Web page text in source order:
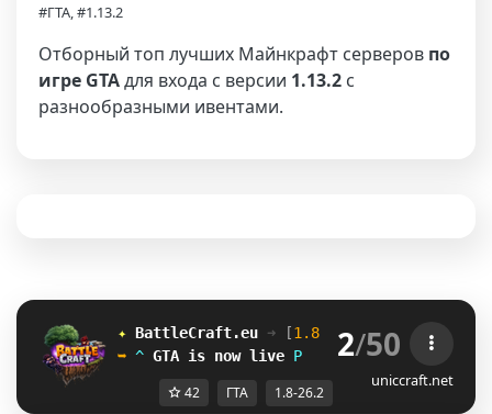
#ГТА, #1.13.2
Отборный топ лучших Майнкрафт серверов по
игре GTAдля входа с версии 1.13.2 с
разнообразными ивентами.
✦ BattleCraft.eu ➜ [1.8 - 26.2 ] ✦
➥ E GTA is now live I 2/50
uniccraft.net
42 ГТА 1.8-26.2